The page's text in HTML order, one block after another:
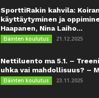
SporttiRakin kahvila: Koiran
käyttäytyminen ja
Haapanen, Nina Laiho...
Eläinten koulutus 21.12.2025
Nettiluento ma 5.1. –
uhka vai mahdollisuus? –
Eläinten koulutus 23.11.2025